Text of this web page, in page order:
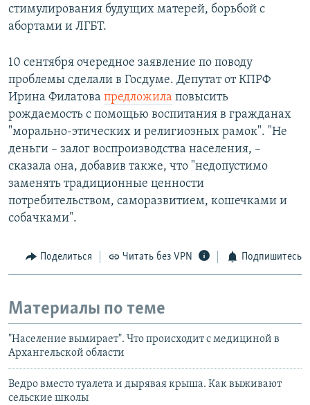
стимулирования будущих матерей, борьбой с
абортами и ЛГБТ.
10 сентября очередное заявление по поводу
проблемы сделали в Госдуме. Депутат от КПРФ
Ирина Филатова предложила повысить
рождаемость с помощью воспитания в гражданах
"морально-этических и религиозных рамок". "Не
деньги – залог воспроизводства населения, –
сказала она, добавив также, что "недопустимо
заменять традиционные ценности
потребительством, саморазвитием, кошечками и
собачками".
Поделиться Читать без VPN Подпишитесь
Материалы по теме
"Население вымирает". Что происходит с медициной в
Архангельской области
Ведро вместо туалета и дырявая крыша. Как выживают
сельские школы